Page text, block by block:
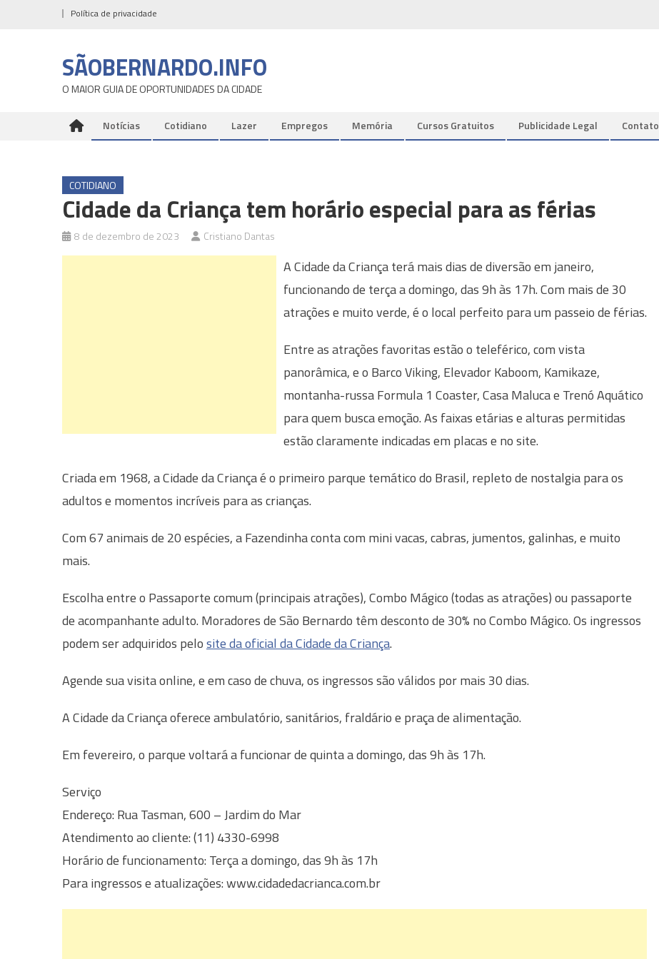
Política de privacidade
SÃOBERNARDO.INFO
O MAIOR GUIA DE OPORTUNIDADES DA CIDADE
Notícias Cotidiano Lazer Empregos Memória Cursos Gratuitos Publicidade Legal Contato
COTIDIANO
Cidade da Criança tem horário especial para as férias
8 de dezembro de 2023 Cristiano Dantas
A Cidade da Criança terá mais dias de diversão em janeiro,
funcionando de terça a domingo, das 9h às 17h. Com mais de 30
atrações e muito verde, é o local perfeito para um passeio de férias.
Entre as atrações favoritas estão o teleférico, com vista
panorâmica, e o Barco Viking, Elevador Kaboom, Kamikaze,
montanha-russa Formula 1 Coaster, Casa Maluca e Trenó Aquático
para quem busca emoção. As faixas etárias e alturas permitidas
estão claramente indicadas em placas e no site.
Criada em 1968, a Cidade da Criança é o primeiro parque temático do Brasil, repleto de nostalgia para os
adultos e momentos incríveis para as crianças.
Com 67 animais de 20 espécies, a Fazendinha conta com mini vacas, cabras, jumentos, galinhas, e muito
mais.
Escolha entre o Passaporte comum (principais atrações), Combo Mágico (todas as atrações) ou passaporte
de acompanhante adulto. Moradores de São Bernardo têm desconto de 30% no Combo Mágico. Os ingressos
podem ser adquiridos pelosite da oficial da Cidade da Criança.
Agende sua visita online, e em caso de chuva, os ingressos são válidos por mais 30 dias.
A Cidade da Criança oferece ambulatório, sanitários, fraldário e praça de alimentação.
Em fevereiro, o parque voltará a funcionar de quinta a domingo, das 9h às 17h.
Serviço
Endereço: Rua Tasman, 600 – Jardim do Mar
Atendimento ao cliente: (11) 4330-6998
Horário de funcionamento: Terça a domingo, das 9h às 17h
Para ingressos e atualizações: www.cidadedacrianca.com.br